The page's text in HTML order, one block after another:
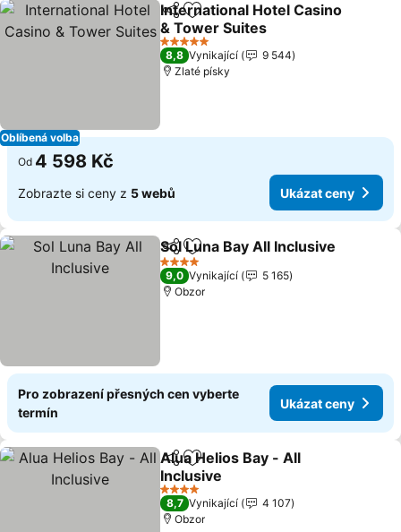
Oblíbená volba
SdíletPřidat na seznam oblíbených
International Hotel Casino
& Tower Suites
5 Počet hvězdiček
8,8 Vynikající
9 544
Zlaté písky
Od 4 598 Kč
Zobrazte si ceny z 5 webů Ukázat ceny
SdíletPřidat na seznam oblíbených
Sol Luna Bay All Inclusive
4 Počet hvězdiček
9,0 Vynikající
5 165
Obzor
Pro zobrazení přesných cen vyberte
termín
Ukázat ceny
SdíletPřidat na seznam oblíbených
Alua Helios Bay - All
Inclusive
4 Počet hvězdiček
8,7 Vynikající
4 107
Obzor